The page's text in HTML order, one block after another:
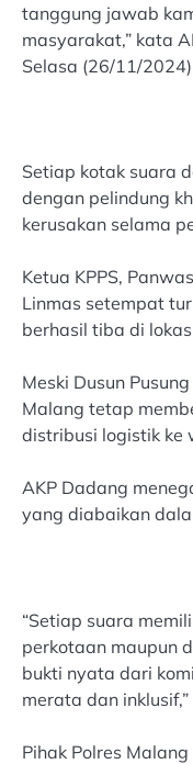
tanggung jawab
masyarakat,” kata
Selasa (26/11/
Setiap kotak suara
dengan pelindung
kerusakan selama
Ketua KPPS,
Linmas setempat
berhasil tiba di
Meski Dusun
Malang tetap
distribusi logistik ke
AKP Dadang
yang diabaikan
“Setiap suara
perkotaan maupun
bukti nyata dari
merata dan
Pihak Polres